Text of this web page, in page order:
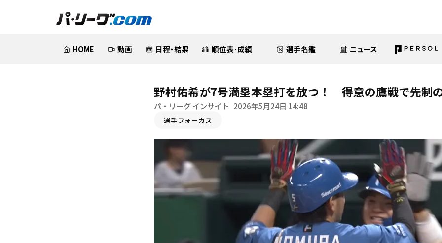
HOME 動画 日程・結果 順位表･成績 選手名鑑 ニュース
野村佑希が7号満塁本塁打を放つ！ 得意の鷹戦で先制
パ・リーグ インサイト 2026年5月24日 14:48
選手フォーカス